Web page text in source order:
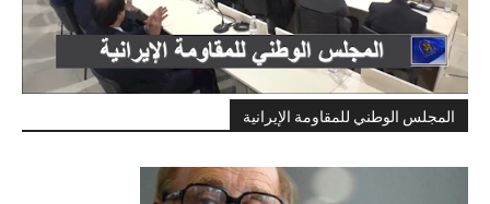
المجلس الوطني للمقاومة الإيرانية